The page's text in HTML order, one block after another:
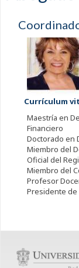
Currículum
Maestría en
Financiero
Doctorado en
Miembro del
Oficial del
Miembro del
Profesor
Presidente de